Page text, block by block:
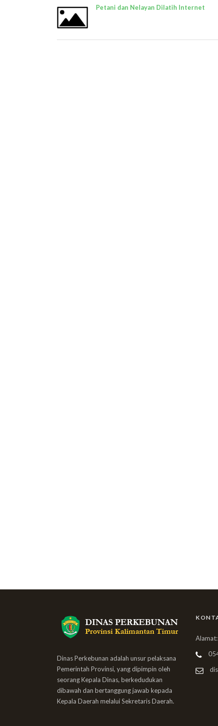
Petani dan Nelayan Dilatih Internet
Dinas Perkebunan adalah unsur pelaksana
Pemerintah Provinsi, yang dipimpin oleh
seorang Kepala Dinas, berkedudukan
dibawah dan bertanggung jawab kepada
Kepala Daerah melalui Sekretaris Daerah.